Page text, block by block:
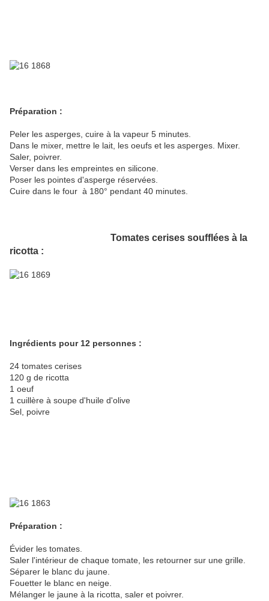
Préparation :
Peler les asperges, cuire à la vapeur 5 minutes.
Dans le mixer, mettre le lait, les oeufs et les asperges. Mixer.
Saler, poivrer.
Verser dans les empreintes en silicone.
Poser les pointes d'asperge réservées.
Cuire dans le four à 180° pendant 40 minutes.
Tomates cerises soufflées à la
ricotta :
Ingrédients pour 12 personnes :
24 tomates cerises
120 g de ricotta
1 oeuf
1 cuillère à soupe d'huile d'olive
Sel, poivre
Préparation :
Évider les tomates.
Saler l'intérieur de chaque tomate, les retourner sur une grille.
Séparer le blanc du jaune.
Fouetter le blanc en neige.
Mélanger le jaune à la ricotta, saler et poivrer.